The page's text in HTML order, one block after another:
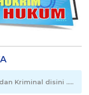
Kriminal disini .....